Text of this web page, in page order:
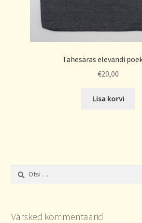
Tähesäras elevandi
€20,00
Lisa korvi
Värsked kommentaarid